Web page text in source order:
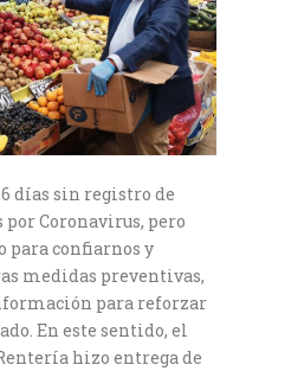
días sin registro de
por Coronavirus, pero
para confiarnos y
medidas preventivas,
para reforzar
En este sentido, el
hizo entrega de